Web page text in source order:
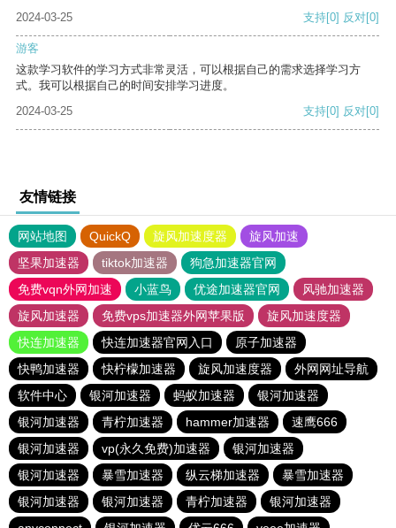
2024-03-25
支持[0] 反对[0]
游客
这款学习软件的学习方式非常灵活，可以根据自己的需求选择学习方
式。我可以根据自己的时间安排学习进度。
2024-03-25
支持[0] 反对[0]
友情链接
网站地图 QuickQ 旋风加速度器
旋风加速
坚果加速器
tiktok加速器
狗急加速器官网
免费vqn外网加速
小蓝鸟 优途加速器官网
风驰加速器
旋风加速器
免费vps加速器外网苹果版
旋风加速度器
快连加速器
快连加速器官网入口
原子加速器
快鸭加速器
快柠檬加速器 旋风加速度器
外网网址导航
软件中心
银河加速器 蚂蚁加速器
银河加速器
银河加速器
青柠加速器 hammer加速器
速鹰666
银河加速器
vp(永久免费)加速器
银河加速器
银河加速器
暴雪加速器 纵云梯加速器
暴雪加速器
银河加速器
银河加速器 青柠加速器
银河加速器